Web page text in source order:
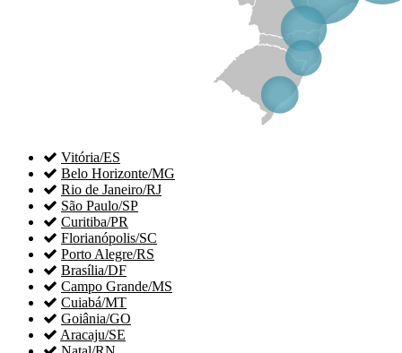
 Vitória/ES
 Belo Horizonte/MG
 Rio de Janeiro/RJ
 São Paulo/SP
 Curitiba/PR
 Florianópolis/SC
 Porto Alegre/RS
 Brasília/DF
 Campo Grande/MS
 Cuiabá/MT
 Goiânia/GO
 Aracaju/SE